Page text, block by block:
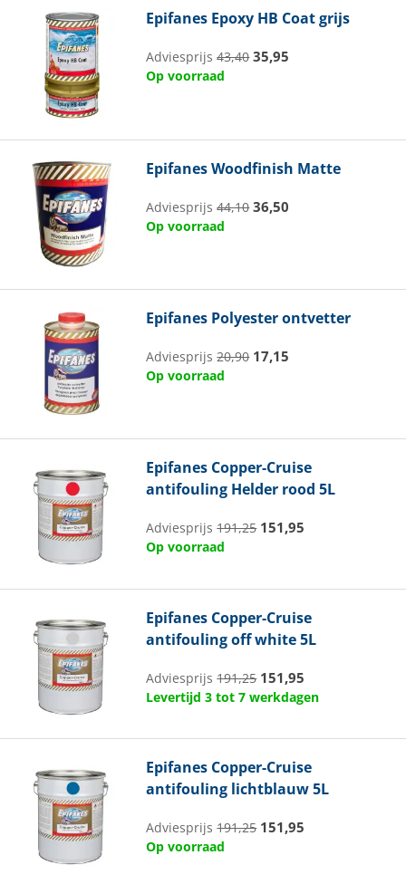
Epifanes Epoxy HB Coat grijs
Adviesprijs43,40 35,95
Op voorraad
EpifanesWoodfinish Matte
Adviesprijs44,10 36,50
Op voorraad
Epifanes Polyester ontvetter
Adviesprijs20,90 17,15
Op voorraad
Epifanes Copper-Cruise
antifouling Helder rood 5L
Adviesprijs191,25 151,95
Op voorraad
Epifanes Copper-Cruise
antifouling off white 5L
Adviesprijs191,25 151,95
Levertijd 3 tot 7 werkdagen
Epifanes Copper-Cruise
antifouling lichtblauw 5L
Adviesprijs191,25 151,95
Op voorraad